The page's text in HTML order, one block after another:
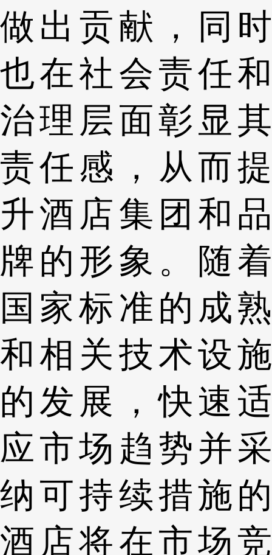
做出贡献，同时
也在社会责任和
治理层面彰显其
责任感，从而提
升酒店集团和品
牌的形象。随着
国家标准的成熟
和相关技术设施
的发展，快速适
应市场趋势并采
纳可持续措施的
酒店将在市场竞